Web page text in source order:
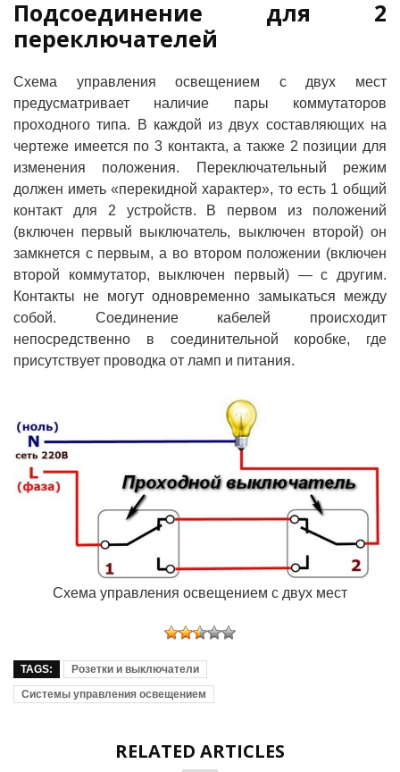
Подсоединение для 2
переключателей
Схема управления освещением с двух мест
предусматривает наличие пары коммутаторов
проходного типа. В каждой из двух составляющих на
чертеже имеется по 3 контакта, а также 2 позиции для
изменения положения. Переключательный режим
должен иметь «перекидной характер», то есть 1 общий
контакт для 2 устройств. В первом из положений
(включен первый выключатель, выключен второй) он
замкнется с первым, а во втором положении (включен
второй коммутатор, выключен первый) — с другим.
Контакты не могут одновременно замыкаться между
собой. Соединение кабелей происходит
непосредственно в соединительной коробке, где
присутствует проводка от ламп и питания.
Схема управления освещением с двух мест
TAGS:
Розетки и выключатели
Системы управления освещением
RELATED ARTICLES